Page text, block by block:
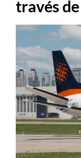
través